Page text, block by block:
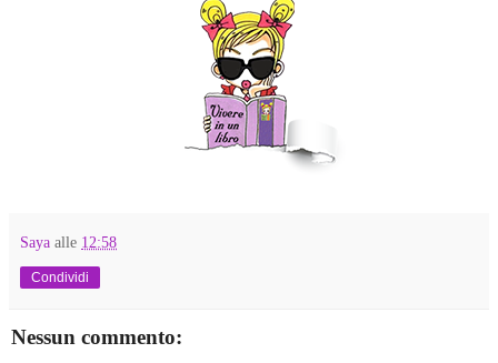
Saya alle 12:58
Condividi
Nessun commento: